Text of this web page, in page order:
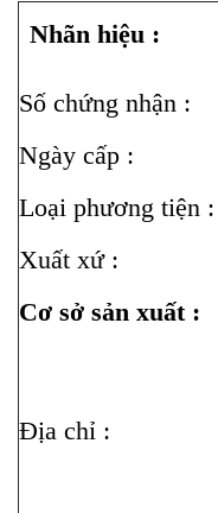
Nhãn hiệu :
Số chứng nhận :
Ngày cấp :
Loại phương tiện :
Xuất xứ :
Cơ sở sản xuất :
Địa chỉ :